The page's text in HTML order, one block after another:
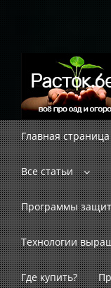
Главная страница
Все статьи
Программы
Технологии
Где купить?